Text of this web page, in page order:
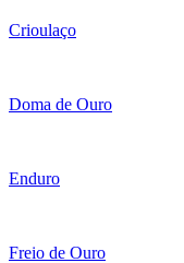
Crioulaço
Doma de Ouro
Enduro
Freio de Ouro